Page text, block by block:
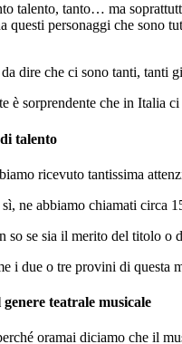
talento, tanto… ma
questi personaggi che sono
da dire che ci sono tanti, tanti
è sorprendente che in Italia
talento
ricevuto tantissima
ne abbiamo chiamati circa
so se sia il merito del titolo o
i due o tre provini di questa
genere teatrale musicale
oramai diciamo che il